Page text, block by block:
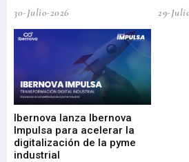
30-Julio-2026
29-
Ibernova lanza Ibernova
Impulsa para acelerar la
digitalización de la pyme
industrial